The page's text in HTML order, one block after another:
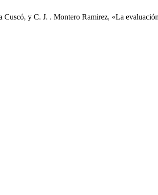
y C. J. . Montero Ramirez, «La